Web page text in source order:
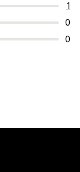
1
0
0